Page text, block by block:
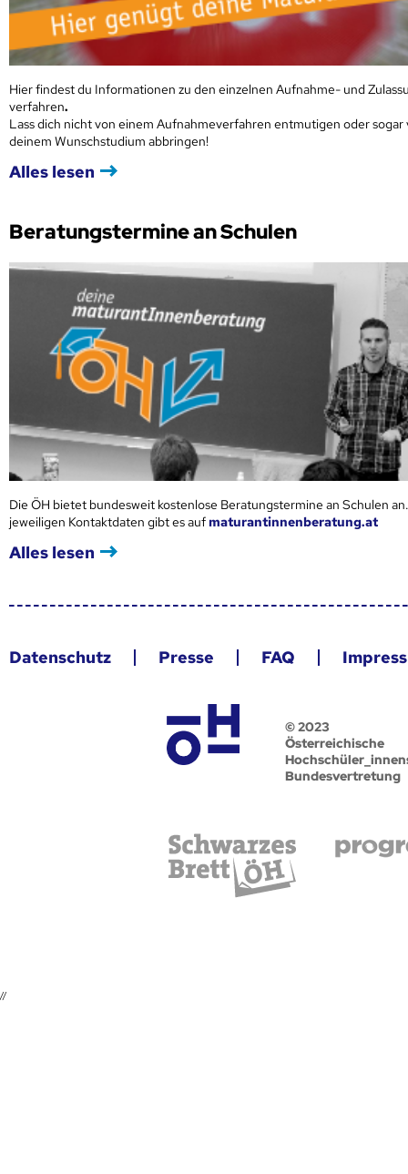
Hier findest du Informationen zu den einzelnen Aufnahme- und
verfahren.
Lass dich nicht von einem Aufnahmeverfahren entmutigen oder sogar
deinem Wunschstudium abbringen!
Alles lesen
Beratungstermine an Schulen
Die ÖH bietet bundesweit kostenlose Beratungstermine an Schulen
jeweiligen Kontaktdaten gibt es aufmaturantinnenberatung.at
Alles lesen
Datenschutz Presse FAQ
© 2023
Österreichische
Bundesvertretung
//